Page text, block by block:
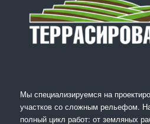
Мы специализируемся на
участков со сложным рельефом.
полный цикл работ: от земляных